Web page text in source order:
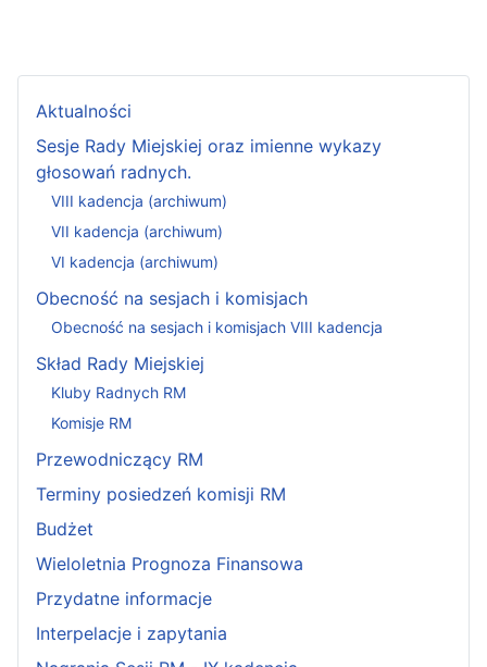
Aktualności
Sesje Rady Miejskiej oraz imienne wykazy
głosowań radnych.
VIII kadencja (archiwum)
VII kadencja (archiwum)
VI kadencja (archiwum)
Obecność na sesjach i komisjach
Obecność na sesjach i komisjach VIII kadencja
Skład Rady Miejskiej
Kluby Radnych RM
Komisje RM
Przewodniczący RM
Terminy posiedzeń komisji RM
Budżet
Wieloletnia Prognoza Finansowa
Przydatne informacje
Interpelacje i zapytania